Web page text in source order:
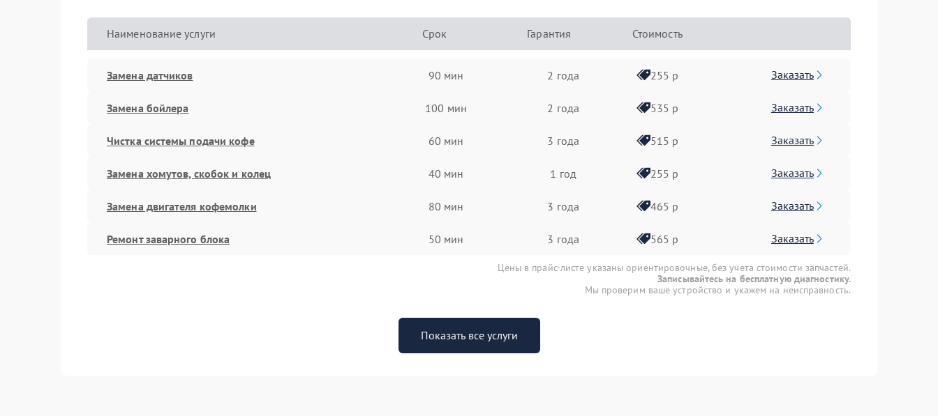
Наименование услуги Срок Гарантия Стоимость
Замена датчиков 90 мин 2 года 255 р Заказать
Замена бойлера 100 мин 2 года 535 р Заказать
Чистка системы подачи кофе 60 мин 3 года 515 р Заказать
Замена хомутов, скобок и колец 40 мин 1 год 255 р Заказать
Замена двигателя кофемолки 80 мин 3 года 465 р Заказать
Ремонт заварного блока 50 мин 3 года 565 р Заказать
Цены в прайс-листе указаны ориентировочные, без учета стоимости запчастей.
Записывайтесь на бесплатную диагностику.
Мы проверим ваше устройство и укажем на неисправность.
Показать все услуги